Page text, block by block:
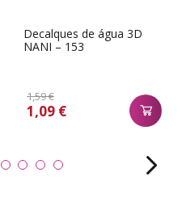
Decalques de água 3D
NANI – 153
1,59 €
1,09 €